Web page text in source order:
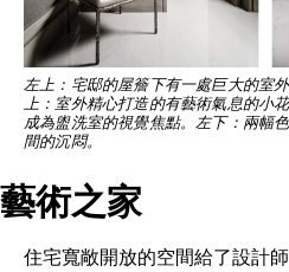
左上：宅邸的屋簷下有一處巨大的室
上：室外精心打造的有藝術氣息的小
成為盥洗室的視覺焦點。左下：兩幅
間的沉悶。
藝術之家
住宅寬敞開放的空間給了設計